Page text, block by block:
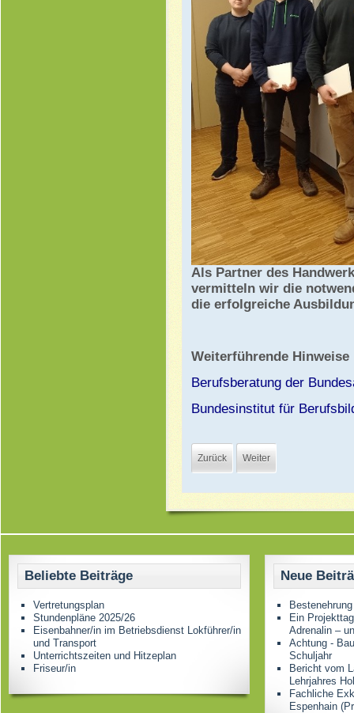
Als Partner des
vermitteln wir die
die erfolgreiche
Weiterführende Hinweise
Berufsberatung der
Bundesinstitut für
Zurück Weiter
Beliebte Beiträge
Vertretungsplan
Stundenpläne 2025/26
Eisenbahner/in im Betriebsdienst Lokführer/in
und Transport
Unterrichtszeiten und Hitzeplan
Friseur/in
Neue
Ein
Adrenalin –
Achtung -
Schuljahr
Bericht vom
Lehrjahres
Fachliche
Espenhain